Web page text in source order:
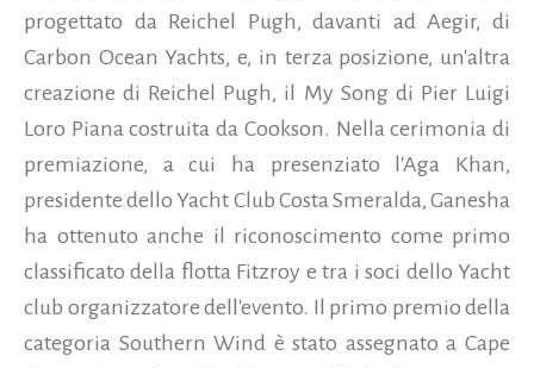
progettato da Reichel Pugh, davanti ad Aegir, di
Carbon Ocean Yachts, e, in terza posizione, un'altra
creazione di Reichel Pugh, il My Song di Pier Luigi
Loro Piana costruita da Cookson. Nella cerimonia di
premiazione, a cui ha presenziato l'Aga Khan,
presidente dello Yacht Club Costa Smeralda, Ganesha
ha ottenuto anche il riconoscimento come primo
classificato della flotta Fitzroy e tra i soci dello Yacht
club organizzatore dell'evento. Il primo premio della
categoria Southern Wind è stato assegnato a Cape